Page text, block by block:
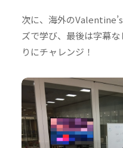
次に、海外の
ズで学び、最後は字幕
りにチャレンジ！